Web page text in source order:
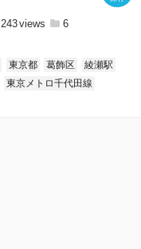
243 6
東京都 葛飾区
綾瀬駅
東京メトロ千代田線